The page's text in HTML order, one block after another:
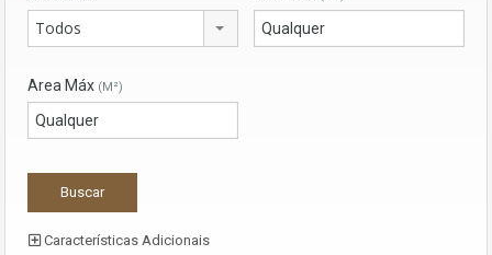
Todos
Area Máx (M²)
Características Adicionais